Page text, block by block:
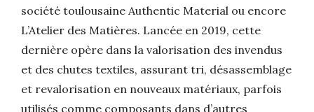
société toulousaine Authentic Material ou encore
L’Atelier des Matières. Lancée en 2019, cette
dernière opère dans la valorisation des invendus
et des chutes textiles, assurant tri, désassemblage
et revalorisation en nouveaux matériaux, parfois
utilisés comme composants dans d’autres